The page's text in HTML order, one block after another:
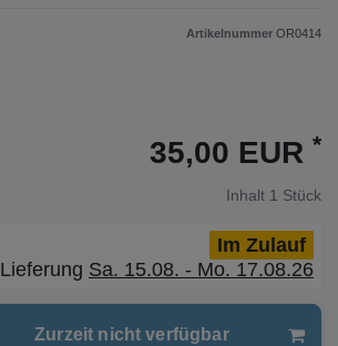
Artikelnummer OR0414
35,00 EUR *
Inhalt 1 Stück
Im Zulauf
Lieferung Sa. 15.08. - Mo. 17.08.26
Zurzeit nicht verfügbar